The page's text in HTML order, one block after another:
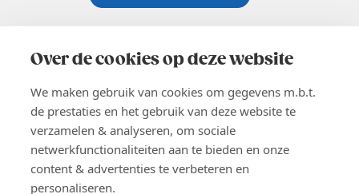
Over de cookies op deze website
We maken gebruik van cookies om gegevens m.b.t.
de prestaties en het gebruik van deze website te
verzamelen & analyseren, om sociale
netwerkfunctionaliteiten aan te bieden en onze
content & advertenties te verbeteren en
personaliseren.
02 229 81 11
EN